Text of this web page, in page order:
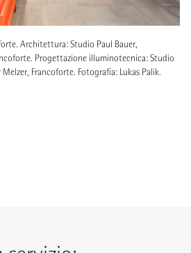
Architettura: Studio Paul Bauer,
Progettazione illuminotecnica: Studio
Francoforte. Fotografia: Lukas Palik.